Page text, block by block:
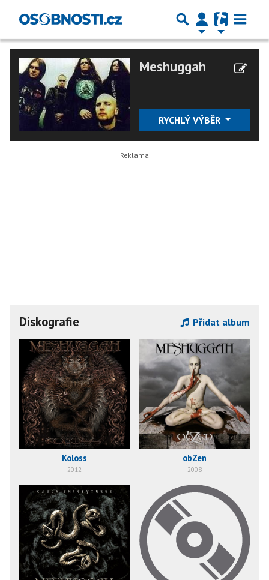
Meshuggah
RYCHLÝ VÝBĚR
Diskografie Přidat album
Koloss
2012
obZen
2008